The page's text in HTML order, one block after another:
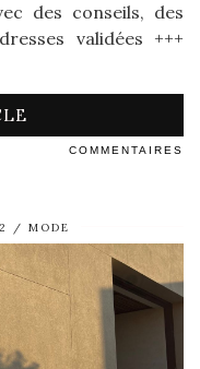
des conseils, des
validées +++
COMMENTAIRES
MODE